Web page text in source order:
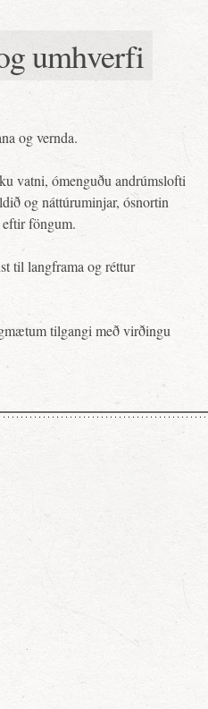
umhverfi
og vernda.
vatni, ómenguðu andrúmslofti
og náttúruminjar, ósnortin
föngum.
til langframa og réttur
tilgangi með virðingu